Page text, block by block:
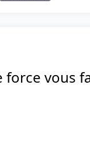
force vous